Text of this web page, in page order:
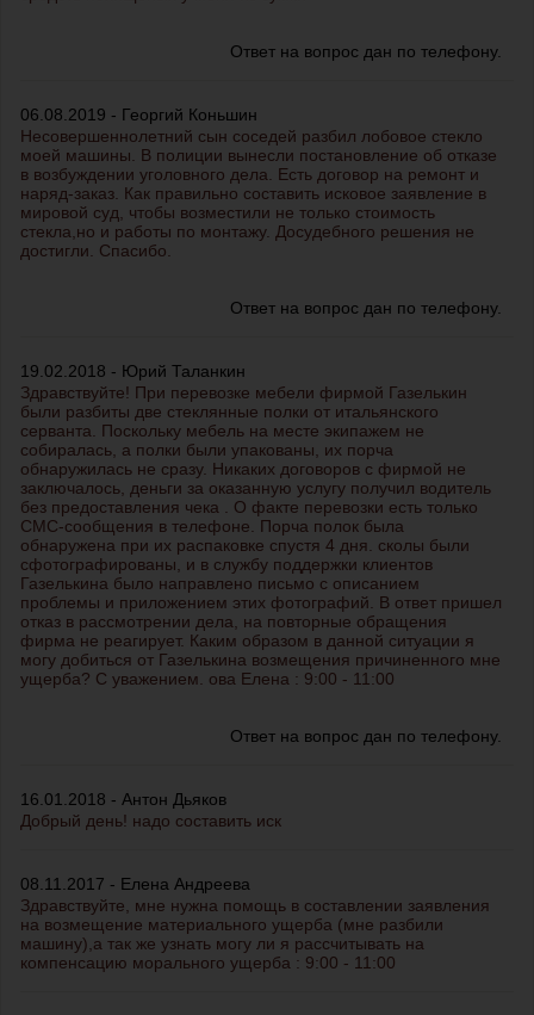
Ответ на вопрос дан по телефону.
06.08.2019 - Георгий Коньшин
Несовершеннолетний сын соседей разбил лобовое стекло
моей машины. В полиции вынесли постановление об отказе
в возбуждении уголовного дела. Есть договор на ремонт и
наряд-заказ. Как правильно составить исковое заявление в
мировой суд, чтобы возместили не только стоимость
стекла,но и работы по монтажу. Досудебного решения не
достигли. Спасибо.
Ответ на вопрос дан по телефону.
19.02.2018 - Юрий Таланкин
Здравствуйте! При перевозке мебели фирмой Газелькин
были разбиты две стеклянные полки от итальянского
серванта. Поскольку мебель на месте экипажем не
собиралась, а полки были упакованы, их порча
обнаружилась не сразу. Никаких договоров с фирмой не
заключалось, деньги за оказанную услугу получил водитель
без предоставления чека . О факте перевозки есть только
СМС-сообщения в телефоне. Порча полок была
обнаружена при их распаковке спустя 4 дня. сколы были
сфотографированы, и в службу поддержки клиентов
Газелькина было направлено письмо с описанием
проблемы и приложением этих фотографий. В ответ пришел
отказ в рассмотрении дела, на повторные обращения
фирма не реагирует. Каким образом в данной ситуации я
могу добиться от Газелькина возмещения причиненного мне
ущерба? С уважением. ова Елена : 9:00 - 11:00
Ответ на вопрос дан по телефону.
16.01.2018 - Антон Дьяков
Добрый день! надо составить иск
08.11.2017 - Елена Андреева
Здравствуйте, мне нужна помощь в составлении заявления
на возмещение материального ущерба (мне разбили
машину),а так же узнать могу ли я рассчитывать на
компенсацию морального ущерба : 9:00 - 11:00